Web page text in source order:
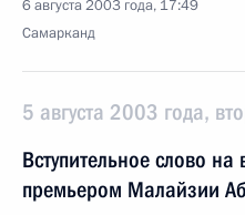
6 августа 2003 года, 17:49
Самарканд
5 августа 2003 года,
Вступительное слово на
премьером Малайзии